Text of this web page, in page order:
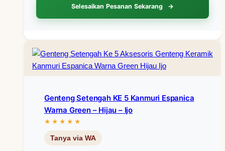
Selesaikan Pesanan Sekarang
Genteng Setengah KE 5 Kanmuri Espanica
Warna Green – Hijau – Ijo